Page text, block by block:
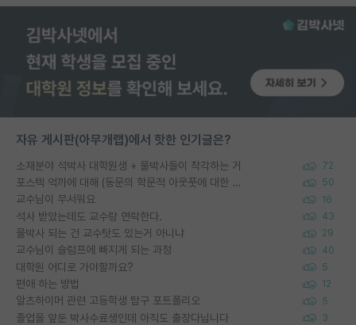
자유 게시판(아무개랩)에서 핫한 인기글은?
소재분야 석박사 대학원생 + 물박사들이 착각하는 거 72
포스텍 억까에 대해 (동문의 학문적 아웃풋에 대한 반박) 50
교수님이 무서워요 16
석사 받았는데도 교수랑 연락한다. 43
물박사 되는 건 교수탓도 있는거 아니냐 29
교수님이 슬럼프에 빠지게 되는 과정 40
대학원 어디로 가야할까요? 5
편애 하는 방법 12
알츠하이머 관련 고등학생 탐구 포트폴리오 5
졸업을 앞둔 박사수료생인데 아직도 출장다닙니다 3